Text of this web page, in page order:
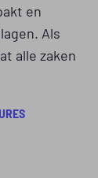
en
Als
alle zaken